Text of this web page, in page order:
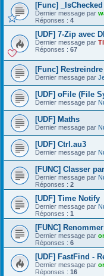
[Func]
Dernier message par
Réponses : 4
[UDF] 7-Zip avec
Dernier message par
Réponses : 67
[Func]
Dernier message par
[UDF] oFile (File
Dernier message par
[UDF] Maths
Dernier message par
[UDF] Ctrl.au3
Dernier message par
[FUNC] Classer
Dernier message par
Réponses : 2
[UDF] Time Notify
Dernier message par
Réponses : 1
[FUNC]
Dernier message par
Réponses : 6
[UDF] FastFind -
Dernier message par
Réponses : 16